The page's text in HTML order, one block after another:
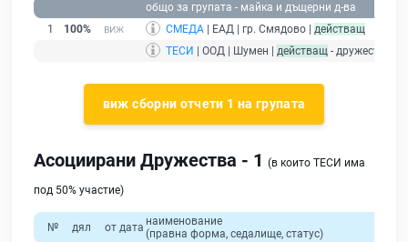
общо за групата - майка и дъщерни д-ва
1
100% СМЕДА | ЕАД | гр. Смядово | действащ
ТЕСИ
| ООД | Шумен | действащ - дружество
виж сборни отчети 1 на групата
Асоциирани Дружества - 1 (в които ТЕСИ има
под 50% участие)
№ дял от дата наименование
(правна форма, седалище, статус)